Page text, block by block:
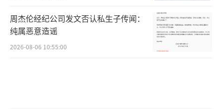
周杰伦经纪公司发文否认私生子传闻：
纯属恶意造谣
2026-08-06 10:55:00